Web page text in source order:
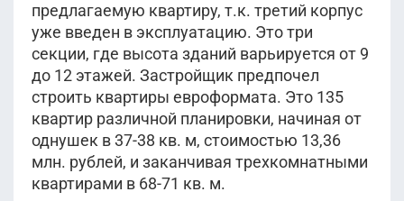
предлагаемую квартиру, т.к. третий корпус
уже введен в эксплуатацию. Это три
секции, где высота зданий варьируется от 9
до 12 этажей. Застройщик предпочел
строить квартиры евроформата. Это 135
квартир различной планировки, начиная от
однушек в 37-38 кв. м, стоимостью 13,36
млн. рублей, и заканчивая трехкомнатными
квартирами в 68-71 кв. м.